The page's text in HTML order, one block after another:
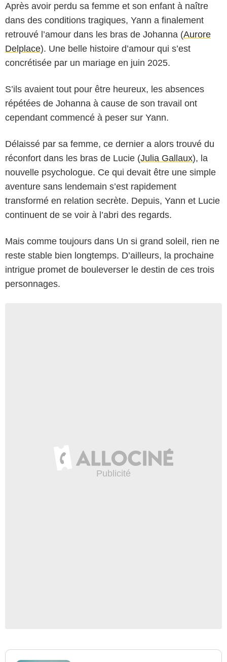
Après avoir perdu sa femme et son enfant à naître
dans des conditions tragiques, Yann a finalement
retrouvé l’amour dans les bras de Johanna (Aurore
Delplace). Une belle histoire d’amour qui s’est
concrétisée par un mariage en juin 2025.
S’ils avaient tout pour être heureux, les absences
répétées de Johanna à cause de son travail ont
cependant commencé à peser sur Yann.
Délaissé par sa femme, ce dernier a alors trouvé du
réconfort dans les bras de Lucie (Julia Gallaux), la
nouvelle psychologue. Ce qui devait être une simple
aventure sans lendemain s’est rapidement
transformé en relation secrète. Depuis, Yann et Lucie
continuent de se voir à l’abri des regards.
Mais comme toujours dans Un si grand soleil, rien ne
reste stable bien longtemps. D’ailleurs, la prochaine
intrigue promet de bouleverser le destin de ces trois
personnages.